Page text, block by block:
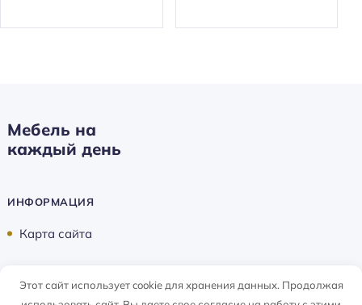
Мебель на
каждый день
ИНФОРМАЦИЯ
Карта сайта
Мебель на каждый день ©
Этот сайт использует cookie для хранения данных. Продолжая